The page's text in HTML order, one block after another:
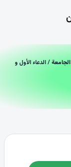
/ الدعاء الأول و